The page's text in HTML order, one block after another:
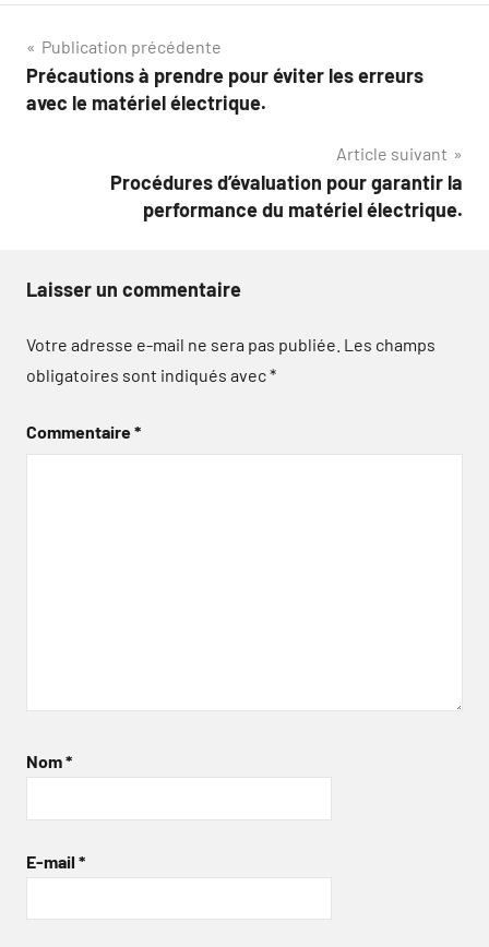
Navigation
de
Publication précédente
Précautions à prendre pour éviter les erreurs
avec le matériel électrique.
Article suivant
Procédures d’évaluation pour garantir la
performance du matériel électrique.
Laisser un commentaire
Votre adresse e-mail ne sera pas publiée. Les champs
obligatoires sont indiqués avec*
Commentaire*
Nom*
E-mail *